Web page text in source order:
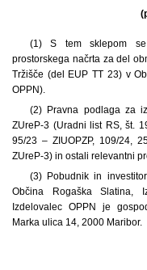
(1) S tem sklepom se
prostorskega načrta za del
Tržišče (del EUP TT 23) v
OPPN).
(2) Pravna podlaga za
ZUreP-3 (Uradni list RS, št.
95/23 – ZIUOPZP, 109/24,
ZUreP-3) in ostali relevantni
(3) Pobudnik in
Občina Rogaška Slatina,
Izdelovalec OPPN je
Marka ulica 14, 2000 Maribor.